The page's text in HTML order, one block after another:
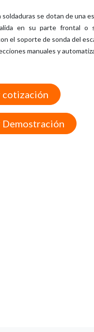
soldaduras se dotan de una
en su parte frontal o
el soporte de sonda del
manuales y